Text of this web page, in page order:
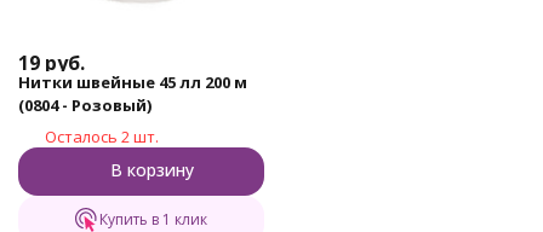
19 руб.
Нитки швейные 45 лл 200 м
(0804 - Розовый)
Осталось 2 шт.
В корзину
Купить в 1 клик